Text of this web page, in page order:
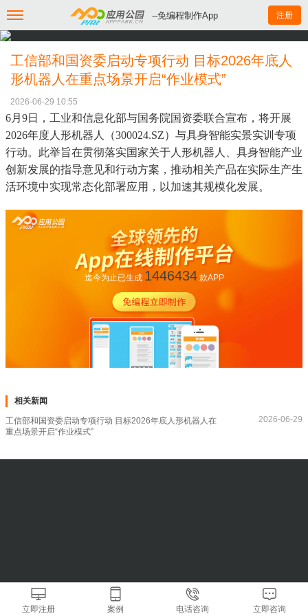
--免编程制作App 注册
工信部和国资委启动专项行动 目标2026年底人
形机器人在重点场景开启“作业模式”
2026-06-29 10:55
6月9日，工业和信息化部与国务院国资委联合宣布，将开展
2026年度人形机器人（300024.SZ）与具身智能实景实训专项
行动。此举旨在贯彻落实国家关于人形机器人、具身智能产业
创新发展的指导意见和行动方案，推动相关产品在实际生产生
活环境中实现常态化部署应用，以加速其规模化发展。
迄今为止已生成 1446434款APP
相关新闻
工信部和国资委启动专项行动 目标2026年底人形机器人在
重点场景开启“作业模式”
2026-06-29
立即注册 案例 电话咨询 立即咨询